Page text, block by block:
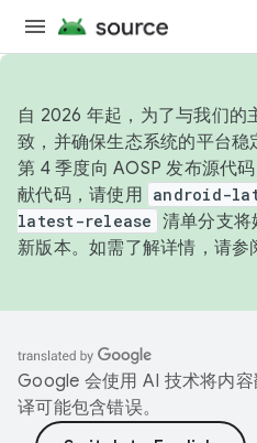
自 2026 年起，为了与我们的
致，并确保生态系统的平台
第 4 季度向 AOSP 发布源代
献代码，请使用 android-
latest-release 清单分支将
新版本。如需了解详情，请参
Google 会使用 AI 技术将内
译可能包含错误。